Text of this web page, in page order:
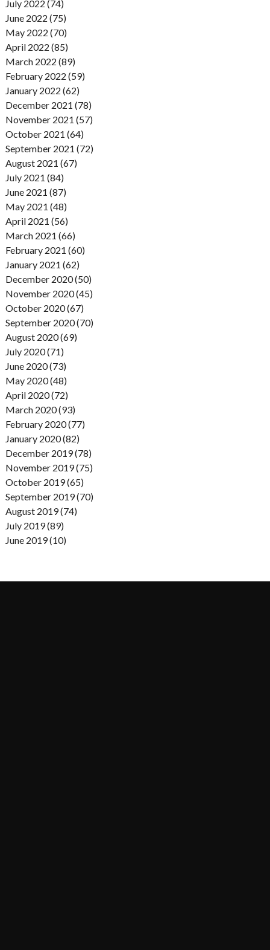
July 2022 (74)
June 2022 (75)
May 2022 (70)
April 2022 (85)
March 2022 (89)
February 2022 (59)
January 2022 (62)
December 2021 (78)
November 2021 (57)
October 2021 (64)
September 2021 (72)
August 2021 (67)
July 2021 (84)
June 2021 (87)
May 2021 (48)
April 2021 (56)
March 2021 (66)
February 2021 (60)
January 2021 (62)
December 2020 (50)
November 2020 (45)
October 2020 (67)
September 2020 (70)
August 2020 (69)
July 2020 (71)
June 2020 (73)
May 2020 (48)
April 2020 (72)
March 2020 (93)
February 2020 (77)
January 2020 (82)
December 2019 (78)
November 2019 (75)
October 2019 (65)
September 2019 (70)
August 2019 (74)
July 2019 (89)
June 2019 (10)